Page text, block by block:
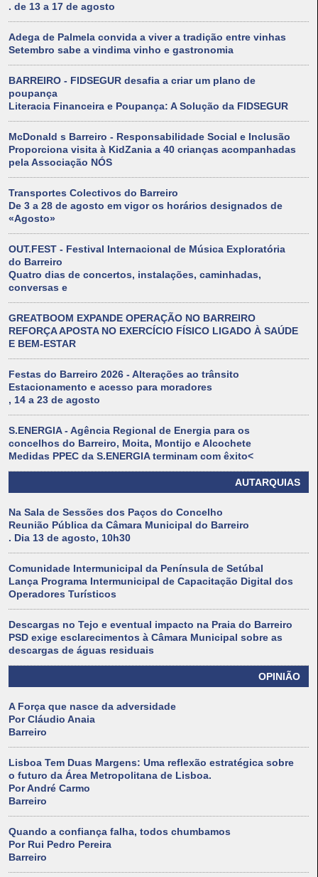
. de 13 a 17 de agosto
Adega de Palmela convida a viver a tradição entre vinhas
Setembro sabe a vindima vinho e gastronomia
BARREIRO - FIDSEGUR desafia a criar um plano de
poupança
Literacia Financeira e Poupança: A Solução da FIDSEGUR
McDonald s Barreiro - Responsabilidade Social e Inclusão
Proporciona visita à KidZania a 40 crianças acompanhadas
pela Associação NÓS
Transportes Colectivos do Barreiro
De 3 a 28 de agosto em vigor os horários designados de
«Agosto»
OUT.FEST - Festival Internacional de Música Exploratória
do Barreiro
Quatro dias de concertos, instalações, caminhadas,
conversas e
GREATBOOM EXPANDE OPERAÇÃO NO BARREIRO
REFORÇA APOSTA NO EXERCÍCIO FÍSICO LIGADO À SAÚDE
E BEM-ESTAR
Festas do Barreiro 2026 - Alterações ao trânsito
Estacionamento e acesso para moradores
, 14 a 23 de agosto
S.ENERGIA - Agência Regional de Energia para os
concelhos do Barreiro, Moita, Montijo e Alcochete
Medidas PPEC da S.ENERGIA terminam com êxito<
AUTARQUIAS
Na Sala de Sessões dos Paços do Concelho
Reunião Pública da Câmara Municipal do Barreiro
. Dia 13 de agosto, 10h30
Comunidade Intermunicipal da Península de Setúbal
Lança Programa Intermunicipal de Capacitação Digital dos
Operadores Turísticos
Descargas no Tejo e eventual impacto na Praia do Barreiro
PSD exige esclarecimentos à Câmara Municipal sobre as
descargas de águas residuais
OPINIÃO
A Força que nasce da adversidade
Por Cláudio Anaia
Barreiro
Lisboa Tem Duas Margens: Uma reflexão estratégica sobre
o futuro da Área Metropolitana de Lisboa.
Por André Carmo
Barreiro
Quando a confiança falha, todos chumbamos
Por Rui Pedro Pereira
Barreiro